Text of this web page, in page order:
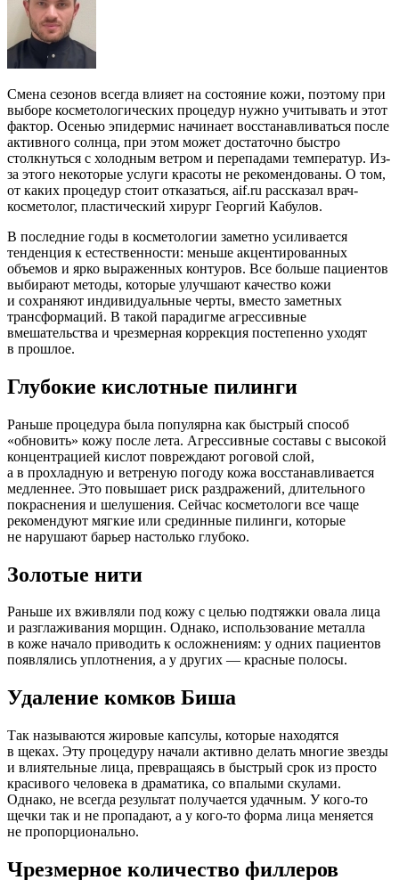
Смена сезонов всегда влияет на состояние кожи, поэтому при
выборе косметологических процедур нужно учитывать и этот
фактор. Осенью эпидермис начинает восстанавливаться после
активного солнца, при этом может достаточно быстро
столкнуться с холодным ветром и перепадами температур. Из-
за этого некоторые услуги красоты не рекомендованы. О том,
от каких процедур стоит отказаться, aif.ru рассказал врач-
косметолог, пластический хирург Георгий Кабулов.
В последние годы в косметологии заметно усиливается
тенденция к естественности: меньше акцентированных
объемов и ярко выраженных контуров. Все больше пациентов
выбирают методы, которые улучшают качество кожи
и сохраняют индивидуальные черты, вместо заметных
трансформаций. В такой парадигме агрессивные
вмешательства и чрезмерная коррекция постепенно уходят
в прошлое.
Глубокие кислотные пилинги
Раньше процедура была популярна как быстрый способ
«обновить» кожу после лета. Агрессивные составы с высокой
концентрацией кислот повреждают роговой слой,
а в прохладную и ветреную погоду кожа восстанавливается
медленнее. Это повышает риск раздражений, длительного
покраснения и шелушения. Сейчас косметологи все чаще
рекомендуют мягкие или срединные пилинги, которые
не нарушают барьер настолько глубоко.
Золотые нити
Раньше их вживляли под кожу с целью подтяжки овала лица
и разглаживания морщин. Однако, использование металла
в коже начало приводить к осложнениям: у одних пациентов
появлялись уплотнения, а у других — красные полосы.
Удаление комков Биша
Так называются жировые капсулы, которые находятся
в щеках. Эту процедуру начали активно делать многие звезды
и влиятельные лица, превращаясь в быстрый срок из просто
красивого человека в драматика, со впалыми скулами.
Однако, не всегда результат получается удачным. У кого-то
щечки так и не пропадают, а у кого-то форма лица меняется
не пропорционально.
Чрезмерное количество филлеров